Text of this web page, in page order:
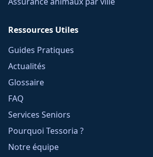
Ressources Utiles
Guides Pratiques
Actualités
Glossaire
FAQ
Services Seniors
Pourquoi Tessoria ?
Notre équipe